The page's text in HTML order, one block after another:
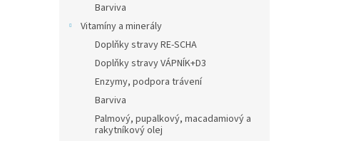
Barviva
Vitamíny a minerály
Doplňky stravy RE-SCHA
Doplňky stravy VÁPNÍK+D3
Enzymy, podpora trávení
Barviva
Palmový, pupalkový, macadamiový a
rakytníkový olej